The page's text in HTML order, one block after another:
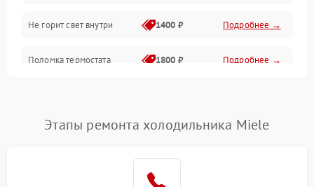
Не горит свет внутри 1400 ₽ Подробнее →
Поломка термостата 1800 ₽ Подробнее →
Поломка системы No Frost 2600 ₽ Подробнее →
Этапы ремонта холодильника Miele